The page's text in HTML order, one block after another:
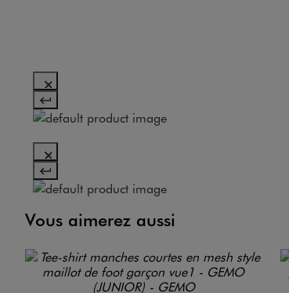
Vous aimerez aussi